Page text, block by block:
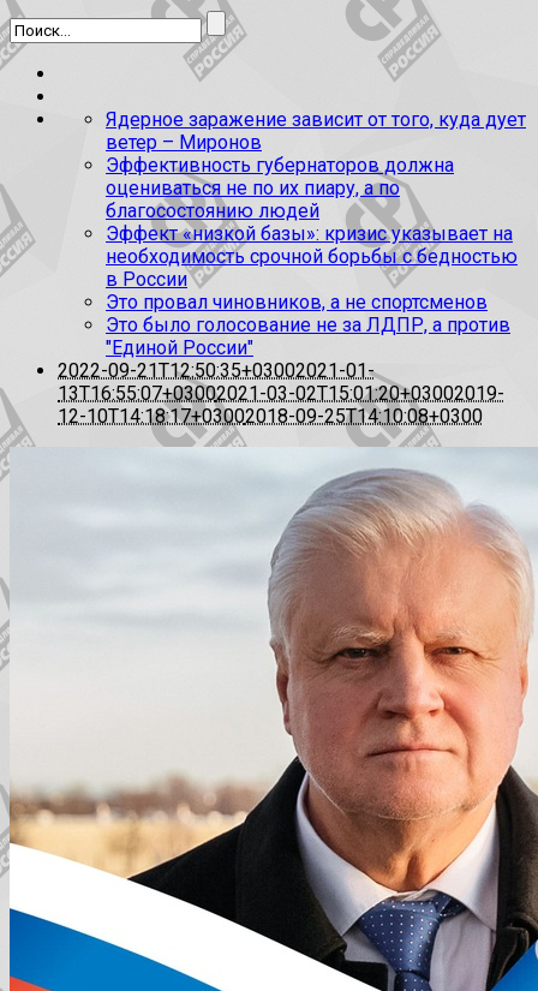
Ядерное заражение зависит от того, куда дует
ветер – Миронов
Эффективность губернаторов должна
оцениваться не по их пиару, а по
благосостоянию людей
Эффект «низкой базы»: кризис указывает на
необходимость срочной борьбы с бедностью
в России
Это провал чиновников, а не спортсменов
Это было голосование не за ЛДПР, а против
"Единой России"
2022-09-21T12:50:35+03002021-01-
13T16:55:07+03002021-03-02T15:01:20+03002019-
12-10T14:18:17+03002018-09-25T14:10:08+0300